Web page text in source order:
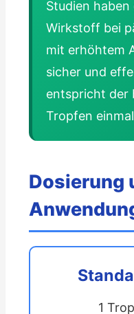
Studien
Wirkstoff bei
mit erhöhtem
sicher und
entspricht der
Tropfen
Dosierung
1